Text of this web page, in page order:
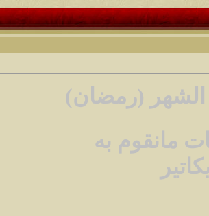
الشهر (رمضان)
مانقوم به